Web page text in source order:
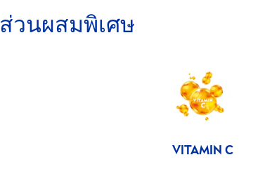
ส่วนผสมพิเศษ
VITAMIN C